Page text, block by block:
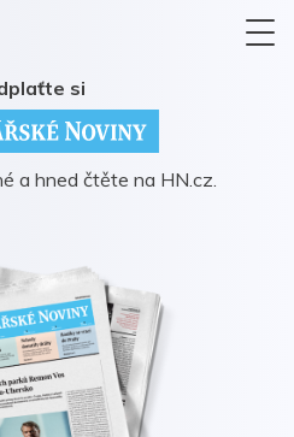
si
a hned čtěte na HN.cz.